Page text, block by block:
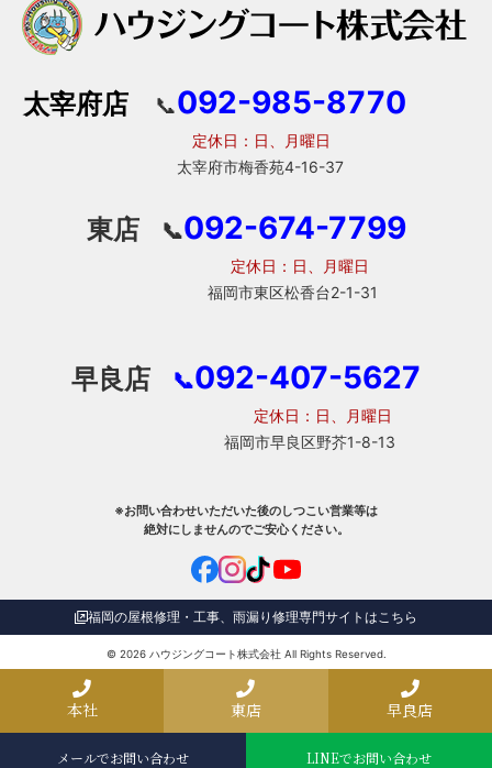
太宰府店 📞092-985-8770
定休日：日、月曜日
太宰府市梅香苑4-16-37
東店 📞092-674-7799
定休日：日、月曜日
福岡市東区松香台2-1-31
早良店 📞092-407-5627
定休日：日、月曜日
福岡市早良区野芥1-8-13
※お問い合わせいただいた後のしつこい営業等は
絶対にしませんのでご安心ください。
福岡の屋根修理・工事、雨漏り修理専門サイトはこちら
© 2026 ハウジングコート株式会社All Rights Reserved.
本社 東店 早良店
メールでお問い合わせ LINEでお問い合わせ